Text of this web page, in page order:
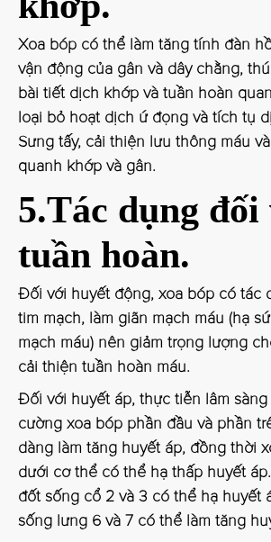
Xoa bóp có thể làm tăng tính đàn
vận động của gân và dây chằng,
bài tiết dịch khớp và tuần hoàn
loại bỏ hoạt dịch ứ đọng và tích tụ
Sưng tấy, cải thiện lưu thông máu
quanh khớp và gân.
5.Tác dụng đối
tuần hoàn.
Đối với huyết động, xoa bóp có tác
tim mạch, làm giãn mạch máu (hạ
mạch máu) nên giảm trọng lượng
cải thiện tuần hoàn máu.
Đối với huyết áp, thực tiễn lâm sàng
cường xoa bóp phần đầu và phần
dàng làm tăng huyết áp, đồng thời
dưới cơ thể có thể hạ thấp huyết
đốt sống cổ 2 và 3 có thể hạ huyết
sống lưng 6 và 7 có thể làm tăng